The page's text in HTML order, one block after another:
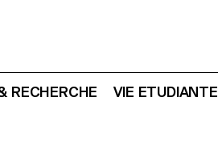
RECHERCHE VIE ETUDIANTE